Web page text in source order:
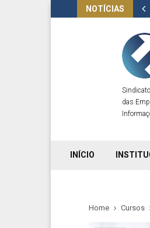
NOTÍCIAS
das
INÍCIO
Home Cursos